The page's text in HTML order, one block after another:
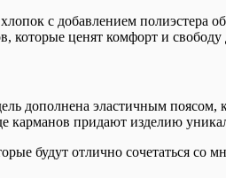
с добавлением полиэстера
которые ценят комфорт и
дополнена эластичным поясом,
карманов придают изделию
будут отлично сочетаться со